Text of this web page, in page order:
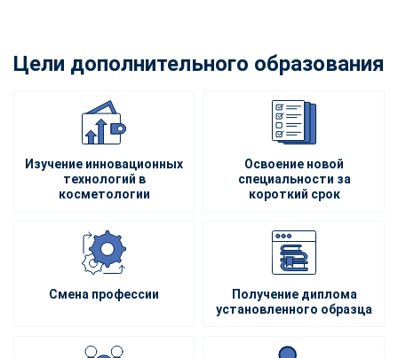
Цели дополнительного образования
Изучение инновационных
технологий в
косметологии
Освоение новой
специальности за
короткий срок
Смена профессии
Получение диплома
установленного образца